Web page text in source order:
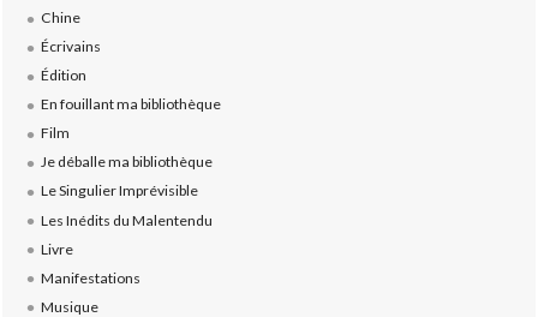
Chine
Écrivains
Édition
En fouillant ma bibliothèque
Film
Je déballe ma bibliothèque
Le Singulier Imprévisible
Les Inédits du Malentendu
Livre
Manifestations
Musique